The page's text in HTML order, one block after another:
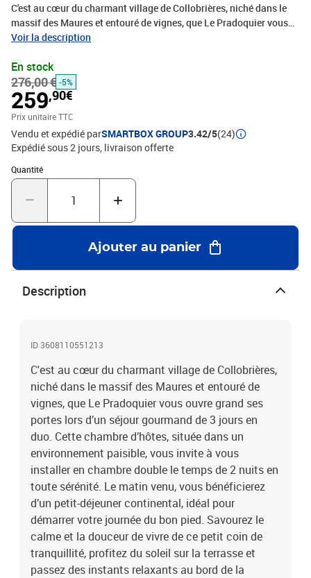
C'est au cœur du charmant village de Collobrières, niché dans le
massif des Maures et entouré de vignes, que Le Pradoquier vous
ouvre grand ses portes lors d’un séjour gourmand de 3 jours en
paisible, vous invite à vous installer en chambre double le temps
de 2 nuits en toute sérénité. Le matin venu, vous bénéficierez d’un
petit-déjeuner continental, idéal pour démarrer votre journée du
bon pied. Savourez le calme et la douceur de vivre de ce petit coin
de tranquillité, profitez du soleil sur la terrasse et passez des
instants relaxants au bord de la piscine. Un délicieux dîner vous
attend ensuite, parfait pour les plus gourmands ! Calme et
ensoleillement seront au rendez-vous !Escapade gourmande en
Provence : 3 jours en chambre d’hôtes avec dîner près de Toulon
Voir la description
En stock
276,00 € -5%
259,90€
Prix unitaire TTC
Vendu et expédié parSMARTBOX GROUP3.42/5(24)
Expédié sous 2 jours livraison offerte
Quantité
Quantité : 1
Ajouter au panier
Description
ID 3608110551213
C'est au cœur du charmant village de Collobrières,
niché dans le massif des Maures et entouré de
vignes, que Le Pradoquier vous ouvre grand ses
portes lors d’un séjour gourmand de 3 jours en
duo. Cette chambre d’hôtes, située dans un
environnement paisible, vous invite à vous
installer en chambre double le temps de 2 nuits en
toute sérénité. Le matin venu, vous bénéficierez
d’un petit-déjeuner continental, idéal pour
démarrer votre journée du bon pied. Savourez le
calme et la douceur de vivre de ce petit coin de
tranquillité, profitez du soleil sur la terrasse et
passez des instants relaxants au bord de la